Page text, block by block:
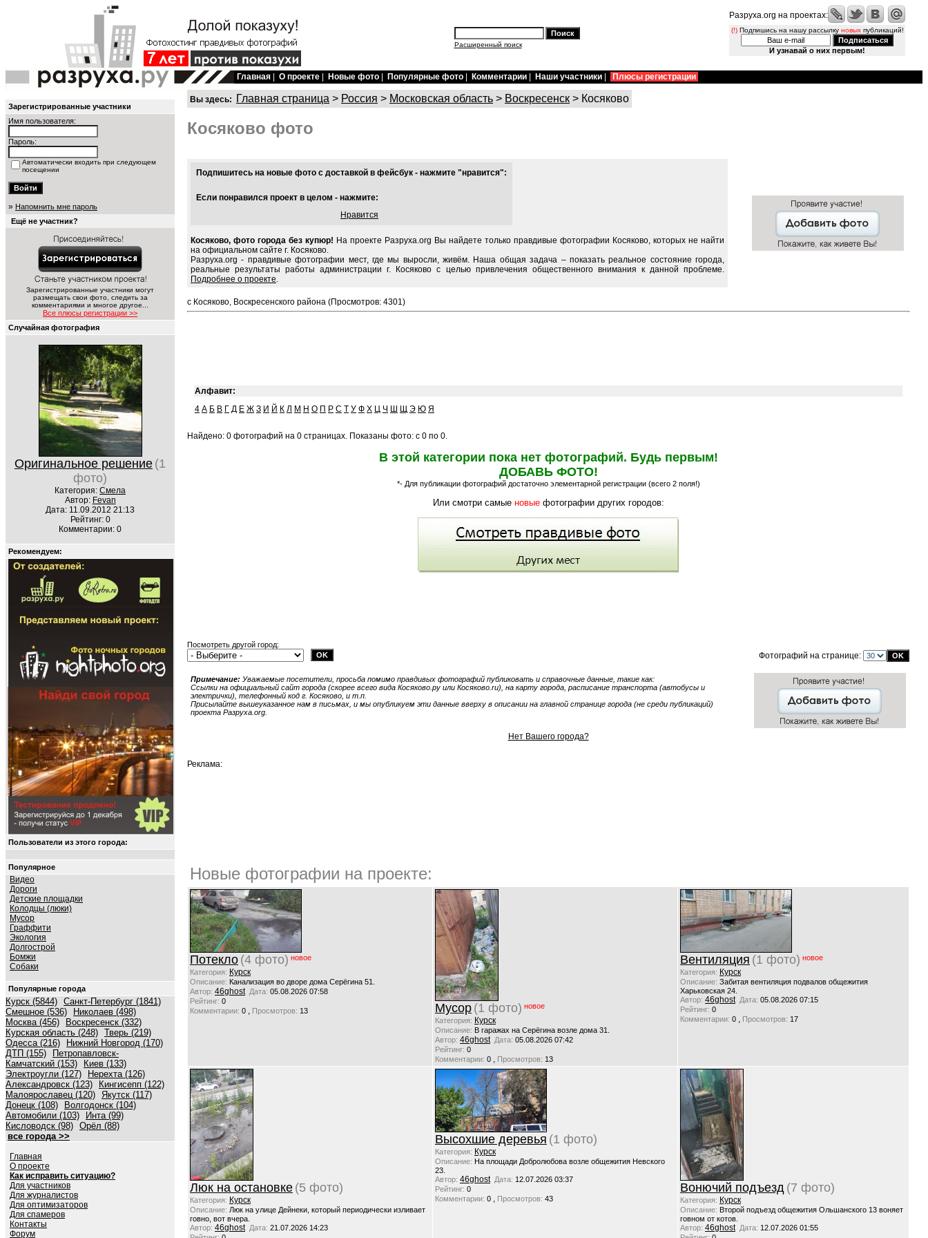
Расширенный поиск
Разруха.org на проектах:
(!)Подпишись на нашу рассылку новыхпубликаций!
И узнавай о них первым!
Главная О проекте Новые фото Популярные фото Комментарии Наши участники Плюсы регистрации
Зарегистрированные участники
Имя пользователя:
Пароль:
Автоматически входить при следующем
посещении
» Напомнить мне пароль
Ещё не участник?
Зарегистрированные участники могут
размещать свои фото, следить за
комментариями и многое другое...
Все плюсы регистрации >>
Случайная фотография
Оригинальное решение (1
фото)
Категория: Смела
Автор: Fevan
Дата: 11.09.2012 21:13
Рейтинг: 0
Комментарии: 0
Рекомендуем:
Пользователи из этого города:
Популярное
Видео
Дороги
Детские площадки
Колодцы (люки)
Мусор
Граффити
Экология
Долгострой
Бомжи
Собаки
Популярные города
Курск (5844) Санкт-Петербург (1841)
Смешное (536)
Николаев (498)
Москва (456)
Воскресенск (332)
Курская область (248) Тверь (219)
Одесса (216)
Нижний Новгород (170)
ДТП (155)
Петропавловск-
Камчатский (153)
Киев (133)
Электроугли (127)
Нерехта (126)
Александровск (123)
Кингисепп (122)
Малоярославец (120) Якутск (117)
Донецк (108)
Волгодонск (104)
Автомобили (103)
Инта (99)
Кисловодск (98) Орёл (88)
все города >>
Главная
О проекте
Как исправить ситуацию?
Для участников
Для журналистов
Для оптимизаторов
Для спамеров
Контакты
Форум
Вы здесь: Главная страница > Россия > Московская область > Воскресенск > Косяково
Косяково фото
Подпишитесь на новые фото с доставкой в фейсбук - нажмите "нравится":
Если понравился проект в целом - нажмите:
Нравится
Косяково, фото города без купюр! На проекте Разруха.org Вы найдете только правдивые фотографии Косяково, которых не найти
на официальном сайте г. Косяково.
Разруха.org - правдивые фотографии мест, где мы выросли, живём. Наша общая задача – показать реальное состояние города,
реальные результаты работы администрации г. Косяково с целью привлечения общественного внимания к данной проблеме.
Подробнее о проекте.
с Косяково, Воскресенского района (Просмотров: 4301)
Алфавит:
4 А Б В Г Д Е Ж З И Й К Л М Н О П Р С Т У Ф Х Ц Ч Ш Щ Э Ю Я
Найдено: 0 фотографий на 0 страницах. Показаны фото: с 0 по 0.
В этой категории пока нет фотографий. Будь первым!
ДОБАВЬ ФОТО!
*- Для публикации фотографий достаточно элементарной регистрации (всего 2 поля!)
Или смотри самые новыефотографии других городов:
Посмотреть другой город:
Фотографий на странице:
Примечание: Уважаемые посетители, просьба помимо правдивых фотографий публиковать и справочные данные, такие как:
Ссылки на официальный сайт города (скорее всего вида Косяково.ру или Косяково.ru), на карту города, расписание транспорта (автобусы и
электрички), телефонный код г. Косяково, и т.п.
Присылайте вышеуказанное нам в письмах, и мы опубликуем эти данные вверху в описании на главной странице города (не среди публикаций)
проекта Разруха.org.
Нет Вашего города?
Реклама:
Новые фотографии на проекте:
Потекло (4 фото) новое
Категория: Курск
Описание: Канализация во дворе дома Серёгина 51.
Автор: 46ghost Дата: 05.08.2026 07:58
Рейтинг: 0
Комментарии: 0 , Просмотров: 13 Мусор (1 фото) новое
Категория: Курск
Описание: В гаражах на Серёгина возле дома 31.
Автор: 46ghost Дата: 05.08.2026 07:42
Рейтинг: 0
Комментарии: 0 , Просмотров: 13
Вентиляция (1 фото) новое
Категория: Курск
Описание: Забитая вентиляция подвалов общежития
Харьковская 24.
Автор: 46ghost Дата: 05.08.2026 07:15
Рейтинг: 0
Комментарии: 0 , Просмотров: 17
Люк на остановке (5 фото)
Категория: Курск
Описание: Люк на улице Дейнеки, который периодически изливает
говно, вот вчера.
Автор: 46ghost Дата: 21.07.2026 14:23
Высохшие деревья (1 фото)
Категория: Курск
Описание: На площади Добролюбова возле общежития Невского
23.
Автор: 46ghost Дата: 12.07.2026 03:37
Рейтинг: 0
Комментарии: 0 , Просмотров: 43
Вонючий подъезд (7 фото)
Категория: Курск
Описание: Второй подъезд общежития Ольшанского 13 воняет
говном от котов.
Автор: 46ghost Дата: 12.07.2026 01:55